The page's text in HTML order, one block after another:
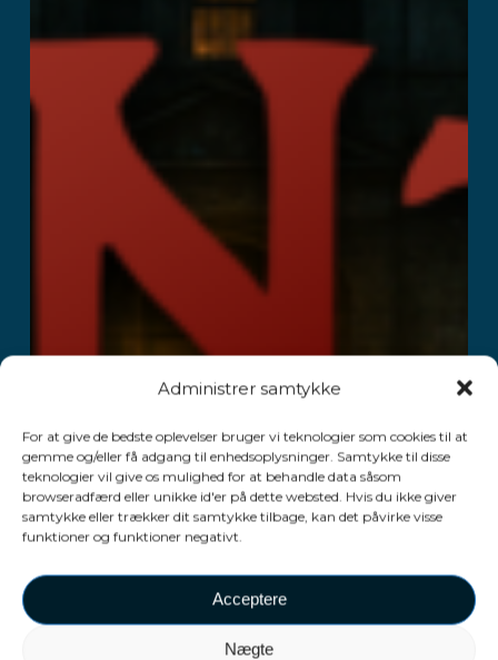
Administrer samtykke
For at give de bedste oplevelser bruger vi teknologier som cookies til at
gemme og/eller få adgang til enhedsoplysninger. Samtykke til disse
teknologier vil give os mulighed for at behandle data såsom
browseradfærd eller unikke id'er på dette websted. Hvis du ikke giver
samtykke eller trækker dit samtykke tilbage, kan det påvirke visse
funktioner og funktioner negativt.
Acceptere
Nægte